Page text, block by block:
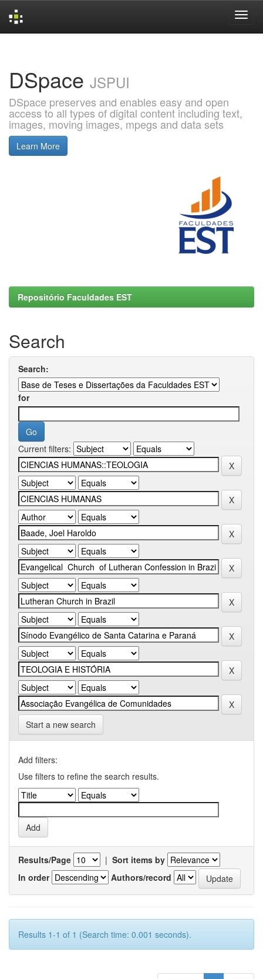
DSpace JSPUI
DSpace preserves and enables easy and open
access to all types of digital content including text,
images, moving images, mpegs and data sets
Learn More
Repositório Faculdades EST
Search
Search:
for
Current filters:
Start a new search
Add filters:
Use filters to refine the search results.
Results/Page | Sort items by
In order
Authors/record
Results 1-1 of 1 (Search time: 0.001 seconds).